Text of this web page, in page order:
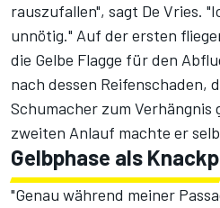
rauszufallen", sagt De Vries.
unnötig." Auf der ersten
die Gelbe Flagge für den
nach dessen Reifenschaden,
Schumacher zum Verhängnis
zweiten Anlauf machte er
Gelbphase als
"Genau während meiner